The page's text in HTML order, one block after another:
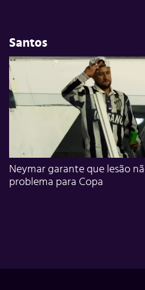
Santos
Neymar garante que lesão
problema para Copa